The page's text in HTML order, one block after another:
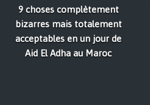
9 choses complètement
bizarres mais totalement
acceptables en un jour de
Aid El Adha au Maroc